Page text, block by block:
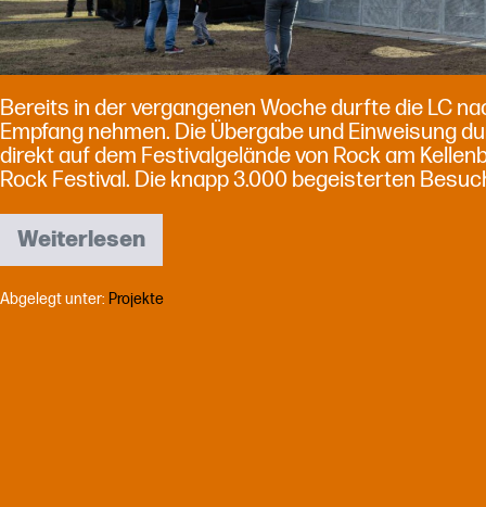
Bereits in der vergangenen Woche durfte die LC
Empfang nehmen. Die Übergabe und Einweisung
direkt auf dem Festivalgelände von Rock am
Rock Festival. Die knapp 3.000 begeisterten
WeiterlesenSmartStage180
Feuertaufe
bei
Rock
Abgelegt unter: Projekte